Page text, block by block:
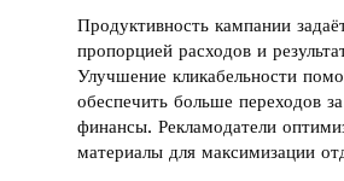
Продуктивность кампании
пропорцией расходов и
Улучшение кликабельности
обеспечить больше переходов
финансы. Рекламодатели
материалы для максимизации